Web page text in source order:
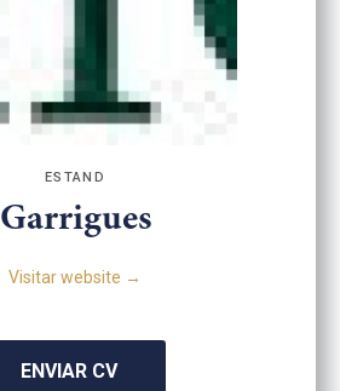
ESTAND
Garrigues
Visitar website →
ENVIAR CV